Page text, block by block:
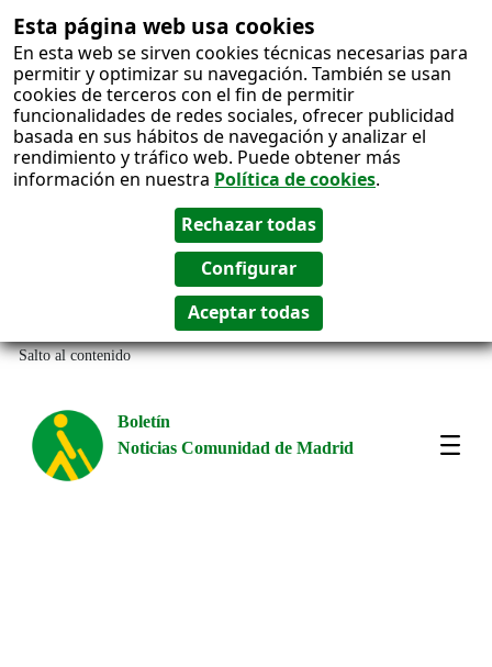
Esta página web usa cookies
En esta web se sirven cookies técnicas necesarias para
permitir y optimizar su navegación. También se usan
cookies de terceros con el fin de permitir
funcionalidades de redes sociales, ofrecer publicidad
basada en sus hábitos de navegación y analizar el
rendimiento y tráfico web. Puede obtener más
información en nuestra Política de cookies.
Salto al contenido
Boletín
Noticias Comunidad de Madrid